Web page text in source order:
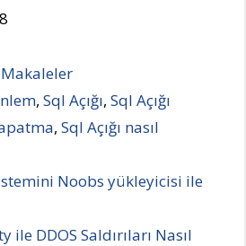
Makaleler
,Sql Açığı,Sql Açığı
, Sql Açığı nasıl
Noobs yükleyicisi ile
ile DDOS Saldırıları Nasıl